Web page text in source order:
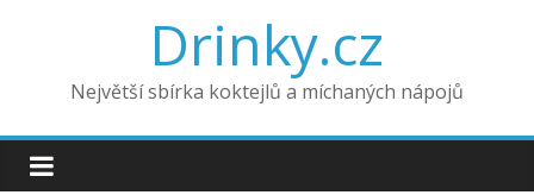
Drinky.cz
Největší sbírka koktejlů a míchaných nápojů